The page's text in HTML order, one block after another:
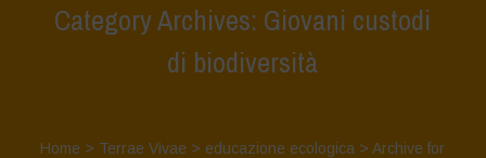
Category Archives: Giovani custodi
di biodiversità
Home > Terrae Vivae > educazione ecologica >Archive for